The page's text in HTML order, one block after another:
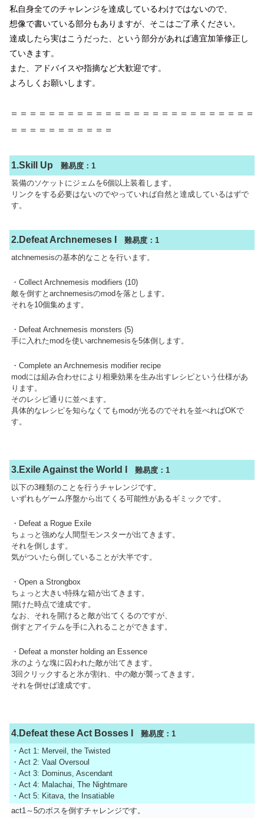
私自身全てのチャレンジを達成しているわけではないので、
想像で書いている部分もありますが、そこはご了承ください。
達成したら実はこうだった、という部分があれば適宜加筆修正し
ていきます。
また、アドバイスや指摘など大歓迎です。
よろしくお願いします。
＝＝＝＝＝＝＝＝＝＝＝＝＝＝＝＝＝＝＝＝＝＝＝＝＝＝
＝＝＝＝＝＝＝＝＝＝＝
1.Skill Up 難易度：1
装備のソケットにジェムを6個以上装着します。
リンクをする必要はないのでやっていれば自然と達成しているはずで
す。
2.Defeat Archnemeses I
難易度：1
atchnemesisの基本的なことを行います。
・Collect Archnemesis modifiers (10)
敵を倒すとarchnemesisのmodを落とします。
それを10個集めます。
・Defeat Archnemesis monsters (5)
手に入れたmodを使いarchnemesisを5体倒します。
・Complete an Archnemesis modifier recipe
modには組み合わせにより相乗効果を生み出すレシピという仕様があ
ります。
そのレシピ通りに並べます。
具体的なレシピを知らなくてもmodが光るのでそれを並べればOKで
す。
3.Exile Against the World I
難易度：1
以下の3種類のことを行うチャレンジです。
いずれもゲーム序盤から出てくる可能性があるギミックです。
・Defeat a Rogue Exile
ちょっと強めな人間型モンスターが出てきます。
それを倒します。
気がついたら倒していることが大半です。
・Open a Strongbox
ちょっと大きい特殊な箱が出てきます。
開けた時点で達成です。
なお、それを開けると敵が出てくるのですが、
倒すとアイテムを手に入れることができます。
・Defeat a monster holding an Essence
氷のような塊に囚われた敵が出てきます。
3回クリックすると氷が割れ、中の敵が襲ってきます。
それを倒せば達成です。
4.Defeat these Act Bosses I
難易度：1
・Act 1: Merveil, the Twisted
・Act 2: Vaal Oversoul
・Act 3: Dominus, Ascendant
・Act 4: Malachai, The Nightmare
・Act 5: Kitava, the Insatiable
act1～5のボスを倒すチャレンジです。